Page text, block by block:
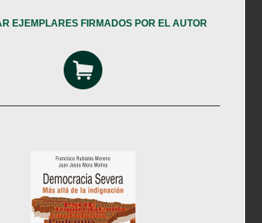
EJEMPLARES FIRMADOS POR EL AUTOR